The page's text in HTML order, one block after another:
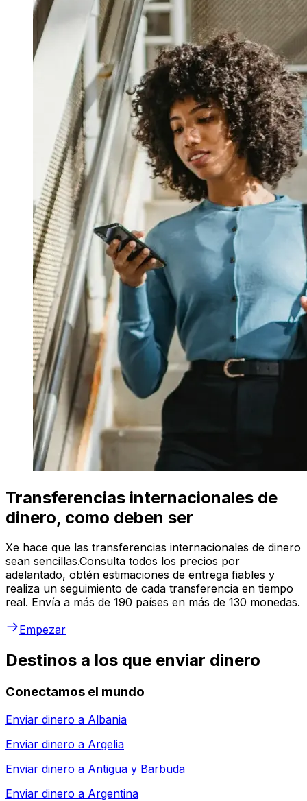
Transferencias internacionales de
dinero, como deben ser
Xe hace que las transferencias internacionales de dinero
sean sencillas.Consulta todos los precios por
adelantado, obtén estimaciones de entrega fiables y
realiza un seguimiento de cada transferencia en tiempo
real. Envía a más de 190 países en más de 130 monedas.
Empezar
Destinos a los que enviar dinero
Conectamos el mundo
Enviar dinero a Albania
Enviar dinero a Argelia
Enviar dinero a Antigua y Barbuda
Enviar dinero a Argentina